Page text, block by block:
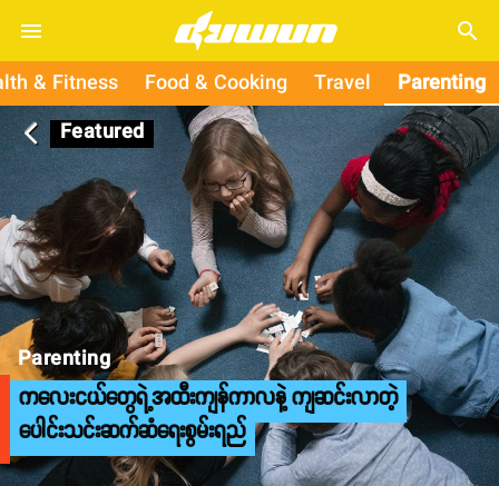
search
& Fitness Food & Cooking Travel
Parenting
Featured
arrow_back_ios
Parenting
ကလေးငယ်တွေရဲ့အထီးကျန်ကာလနဲ့ ကျဆင်းလာတဲ့
ပေါင်းသင်းဆက်ဆံရေးစွမ်းရည်